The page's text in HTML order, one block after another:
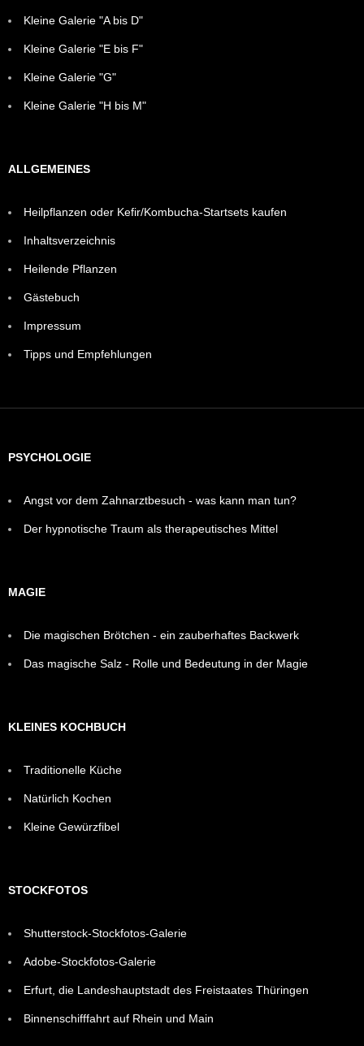
Kleine Galerie "A bis D"
Kleine Galerie "E bis F"
Kleine Galerie "G"
Kleine Galerie "H bis M"
ALLGEMEINES
Heilpflanzen oder Kefir/Kombucha-Startsets kaufen
Inhaltsverzeichnis
Heilende Pflanzen
Gästebuch
Impressum
Tipps und Empfehlungen
PSYCHOLOGIE
Angst vor dem Zahnarztbesuch - was kann man tun?
Der hypnotische Traum als therapeutisches Mittel
MAGIE
Die magischen Brötchen - ein zauberhaftes Backwerk
Das magische Salz - Rolle und Bedeutung in der Magie
KLEINES KOCHBUCH
Traditionelle Küche
Natürlich Kochen
Kleine Gewürzfibel
STOCKFOTOS
Shutterstock-Stockfotos-Galerie
Adobe-Stockfotos-Galerie
Erfurt, die Landeshauptstadt des Freistaates Thüringen
Binnenschifffahrt auf Rhein und Main